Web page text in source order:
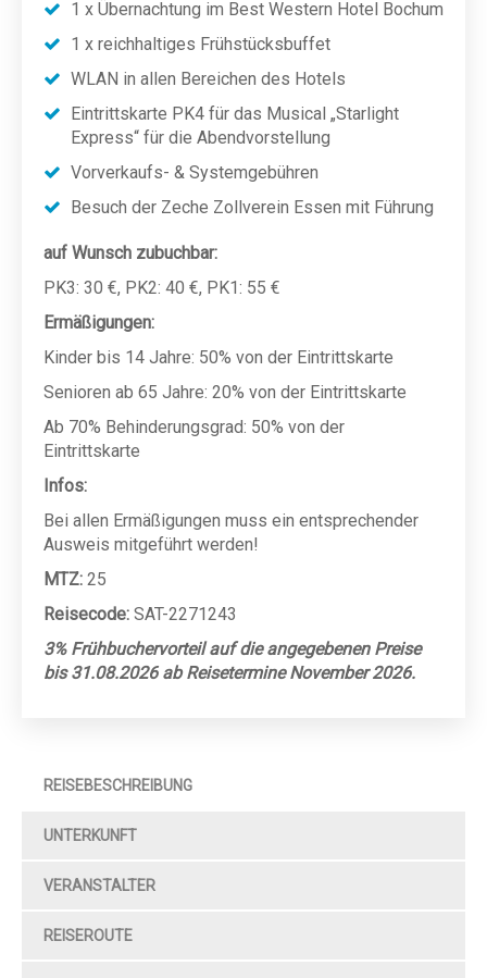
1 x Übernachtung im Best Western Hotel Bochum
1 x reichhaltiges Frühstücksbuffet
WLAN in allen Bereichen des Hotels
Eintrittskarte PK4 für das Musical „Starlight
Express“ für die Abendvorstellung
Vorverkaufs- & Systemgebühren
Besuch der Zeche Zollverein Essen mit Führung
auf Wunsch zubuchbar:
PK3: 30 €, PK2: 40 €, PK1: 55 €
Ermäßigungen:
Kinder bis 14 Jahre: 50% von der Eintrittskarte
Senioren ab 65 Jahre: 20% von der Eintrittskarte
Ab 70% Behinderungsgrad: 50% von der
Eintrittskarte
Infos:
Bei allen Ermäßigungen muss ein entsprechender
Ausweis mitgeführt werden!
MTZ: 25
Reisecode: SAT-2271243
3% Frühbuchervorteil auf die angegebenen Preise
bis 31.08.2026 ab Reisetermine November 2026.
REISEBESCHREIBUNG
UNTERKUNFT
VERANSTALTER
REISEROUTE